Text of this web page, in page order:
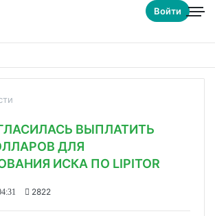
Войти
ВЫПЛАТИТЬ
ДЛЯ
ИСКА ПО LIPITOR
2822